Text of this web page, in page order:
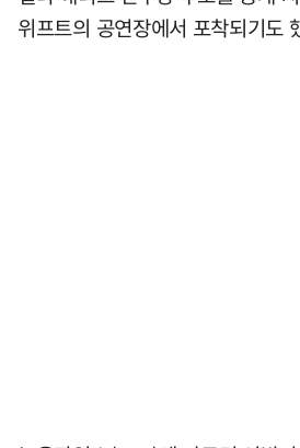
위프트의 공연장에서 포착되기도